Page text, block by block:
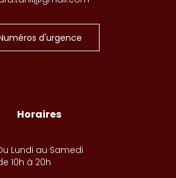
d'urgence
Horaires
Lundi au Samedi
10h à 20h